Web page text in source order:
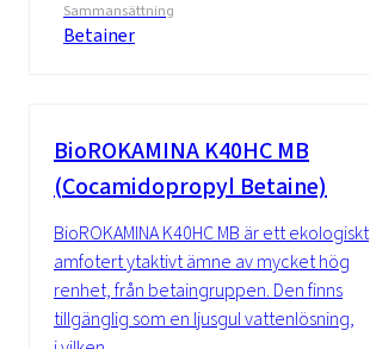
Sammansättning
Betainer
BioROKAMINA K40HC MB
(Cocamidopropyl Betaine)
BioROKAMINA K40HC MB är ett ekologiskt
amfotert ytaktivt ämne av mycket hög
renhet, från betaingruppen. Den finns
tillgänglig som en ljusgul vattenlösning,